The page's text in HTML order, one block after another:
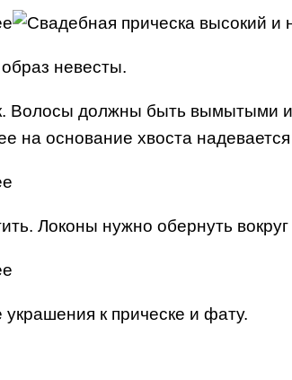
невесты.
Волосы должны быть вымытыми
на основание хвоста
Локоны нужно обернуть
к прическе и фату.